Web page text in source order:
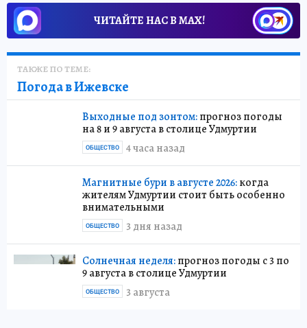
ЧИТАЙТЕ НАС В МАХ!
ТАКЖЕ ПО ТЕМЕ:
Погода в Ижевске
Выходные под зонтом:прогноз погоды
на 8 и 9 августа в столице Удмуртии
4 часа назад
ОБЩЕСТВО
Магнитные бури в августе 2026:когда
жителям Удмуртии стоит быть особенно
внимательными
3 дня назад
ОБЩЕСТВО
Солнечная неделя:прогноз погоды с 3 по
9 августа в столице Удмуртии
3 августа
ОБЩЕСТВО